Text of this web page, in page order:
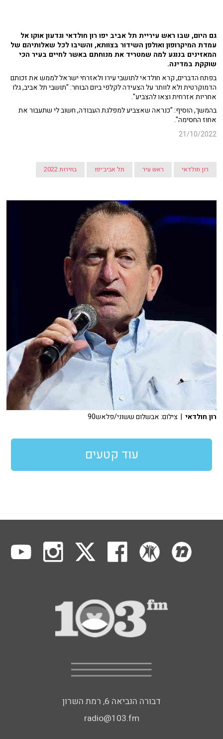
גם היום, שבו ראש עיריית תל אביב יפו רון חולדאי וגדעון אוקו אל
עמדת המיקרופון ואולפן השידור בצוותא, והשיבו לכל שאלותיהם של
המאזינים בנוגע למה שמטריד את מנוחתם באשר לחיים בעיר הכי
שוקקת במדינה.
בפתח הדברים, קרא חולדאי לתושבי עירו ולאזרחי ישראל לממש את זכותם
הדמוקרטית ולא לוותר על הצעידה לקלפי ביום הבוחר: "תושבי תל אביב, גלו
אחריות אזרחית וצאו להצביע".
בהמשך, הוסיף: "כנראה שאצביע למפלגת העבודה, חשוב לי שתעבור את
אחוז החסימה".
21/10/2022
רון חולדאי ראש עיר תל אביב־יפו בחירות 2022
רון חולדאי | צילום: אבשלום ששוני/פלאש90
עוד קטעים
דבורה הנביאה 6, רמת השרון
radio@103.fm